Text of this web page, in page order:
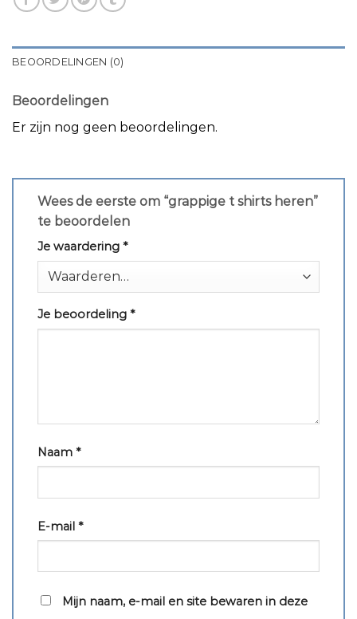
BEOORDELINGEN (0)
Beoordelingen
Er zijn nog geen beoordelingen.
Wees de eerste om “grappige t shirts heren”
te beoordelen
Je waardering *
Je beoordeling *
Naam *
E-mail *
Mijn naam, e-mail en site bewaren in deze